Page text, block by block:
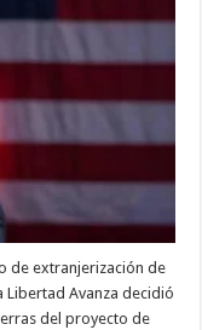
de extranjerización de
Avanza decidió
del proyecto de